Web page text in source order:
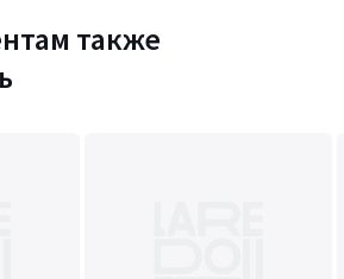
также